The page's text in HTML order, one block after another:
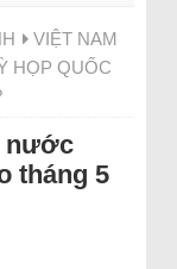
VIỆT NAM
HỌP QUỐC
nước
tháng 5